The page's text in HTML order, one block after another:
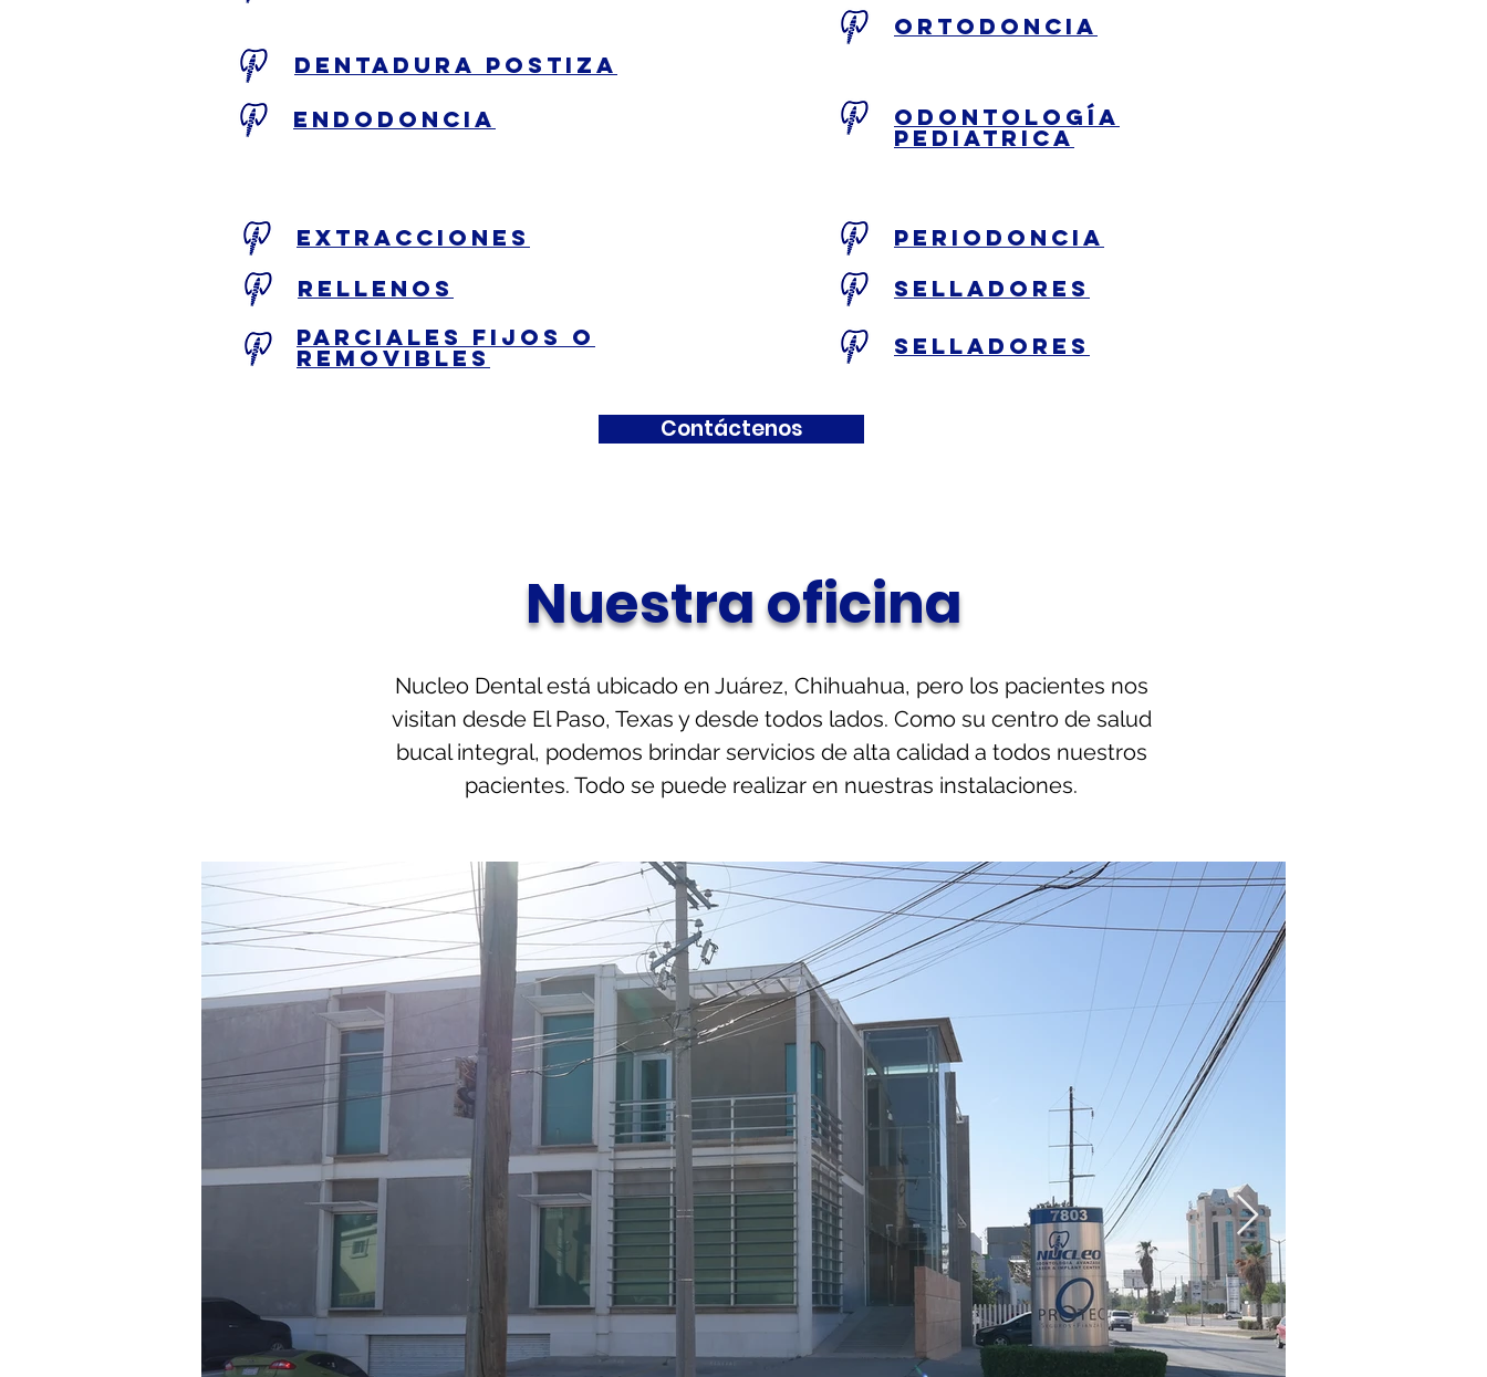
dentadura postiza
endodoncia
extracciones
rellenos
Parciales fijos o
removibles
ortodoncia
Odontología
Pediatrica
periodoncia
selladores
selladores
Contáctenos
Nuestra oficina
Nucleo Dental está ubicado en Juárez, Chihuahua, pero los pacientes nos
visitan desde El Paso, Texas y desde todos lados. Como su centro de salud
bucal integral, podemos brindar servicios de alta calidad a todos nuestros
pacientes. Todo se puede realizar en nuestras instalaciones.